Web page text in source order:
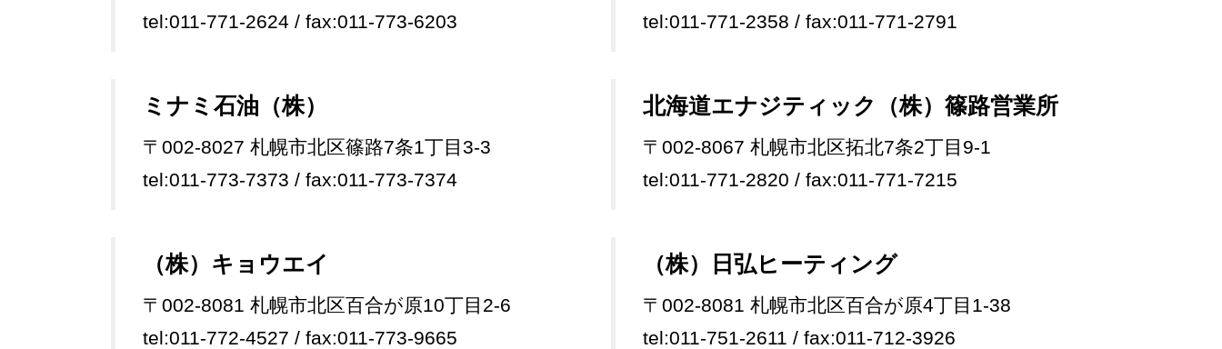
tel:011-771-2624 / fax:011-773-6203
tel:011-771-2358 / fax:011-771-2791
ミナミ石油（株）
〒002-8027 札幌市北区篠路7条1丁目3-3
tel:011-773-7373 / fax:011-773-7374
北海道エナジティック（株）篠路営業所
〒002-8067 札幌市北区拓北7条2丁目9-1
tel:011-771-2820 / fax:011-771-7215
（株）キョウエイ
〒002-8081 札幌市北区百合が原10丁目2-6
tel:011-772-4527 / fax:011-773-9665
（株）日弘ヒーティング
〒002-8081 札幌市北区百合が原4丁目1-38
tel:011-751-2611 / fax:011-712-3926